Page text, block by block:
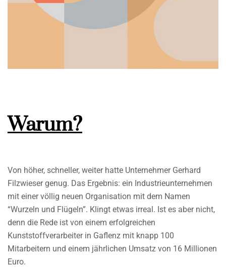
Warum?
Von höher, schneller, weiter hatte Unternehmer Gerhard
Filzwieser genug. Das Ergebnis: ein Industrieunternehmen
mit einer völlig neuen Organisation mit dem Namen
“Wurzeln und Flügeln”. Klingt etwas irreal. Ist es aber nicht,
denn die Rede ist von einem erfolgreichen
Kunststoffverarbeiter in Gaflenz mit knapp 100
Mitarbeitern und einem jährlichen Umsatz von 16 Millionen
Euro.